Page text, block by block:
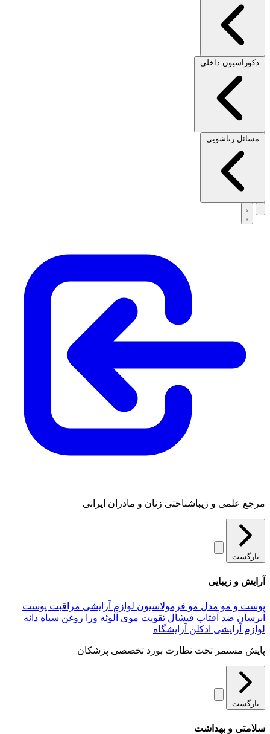
دکوراسیون داخلی
مسائل زناشویی
مرجع علمی و زیباشناختی زنان و مادران ایرانی
بازگشت
آرایش و زیبایی
پوست و مو مدل مو فرمولاسیون لوازم آرایشی مراقبت پوست
آبرسان ضد آفتاب فیشال تقویت موی آلوئه‌ ورا روغن سیاه دانه
لوازم آرایشی ادکلن آرایشگاه
پایش مستمر تحت نظارت بورد تخصصی پزشکان
بازگشت
سلامتی و بهداشت